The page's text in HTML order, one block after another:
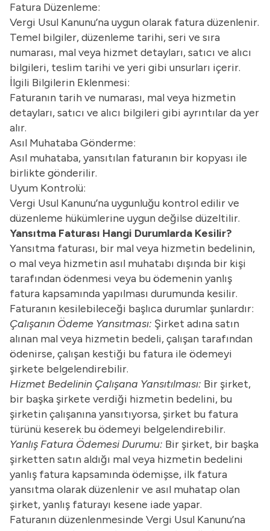
Fatura Düzenleme:
Vergi Usul Kanunu’na uygun olarak fatura düzenlenir.
Temel bilgiler, düzenleme tarihi, seri ve sıra
numarası, mal veya hizmet detayları, satıcı ve alıcı
bilgileri, teslim tarihi ve yeri gibi unsurları içerir.
İlgili Bilgilerin Eklenmesi:
Faturanın tarih ve numarası, mal veya hizmetin
detayları, satıcı ve alıcı bilgileri gibi ayrıntılar da yer
alır.
Asıl Muhataba Gönderme:
Asıl muhataba, yansıtılan faturanın bir kopyası ile
birlikte gönderilir.
Uyum Kontrolü:
Vergi Usul Kanunu’na uygunluğu kontrol edilir ve
düzenleme hükümlerine uygun değilse düzeltilir.
Yansıtma Faturası Hangi Durumlarda Kesilir?
Yansıtma faturası, bir mal veya hizmetin bedelinin,
o mal veya hizmetin asıl muhatabı dışında bir kişi
tarafından ödenmesi veya bu ödemenin yanlış
fatura kapsamında yapılması durumunda kesilir.
Faturanın kesilebileceği başlıca durumlar şunlardır:
Çalışanın Ödeme Yansıtması: Şirket adına satın
alınan mal veya hizmetin bedeli, çalışan tarafından
ödenirse, çalışan kestiği bu fatura ile ödemeyi
şirkete belgelendirebilir.
Hizmet Bedelinin Çalışana Yansıtılması: Bir şirket,
bir başka şirkete verdiği hizmetin bedelini, bu
şirketin çalışanına yansıtıyorsa, şirket bu fatura
türünü keserek bu ödemeyi belgelendirebilir.
Yanlış Fatura Ödemesi Durumu: Bir şirket, bir başka
şirketten satın aldığı mal veya hizmetin bedelini
yanlış fatura kapsamında ödemişse, ilk fatura
yansıtma olarak düzenlenir ve asıl muhatap olan
şirket, yanlış faturayı kesene iade yapar.
Faturanın düzenlenmesinde Vergi Usul Kanunu’na